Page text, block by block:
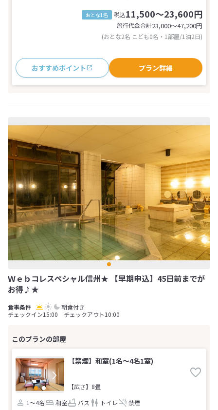
おとな1名 税込11,500～23,600円
旅行代金合計23,000〜47,200円
(おとな2名 こども0名・1部屋/1泊2日)
おすすめポイント プラン詳細
Ｗｅｂコレスペシャル信州★ 【早期申込】45日前までが
お得♪★
朝食付き
チェックイン15:00 チェックアウト10:00
【禁煙】和室(1名～4名1室)
【広さ】8畳
1～4名
和室 バス トイレ 禁煙